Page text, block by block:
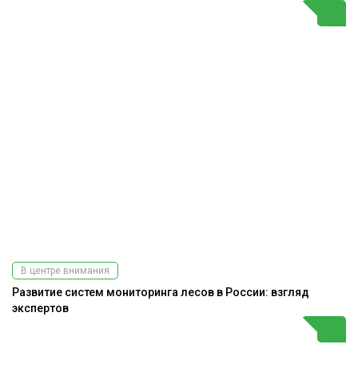
В центре внимания
Развитие систем мониторинга лесов в России: взгляд
экспертов